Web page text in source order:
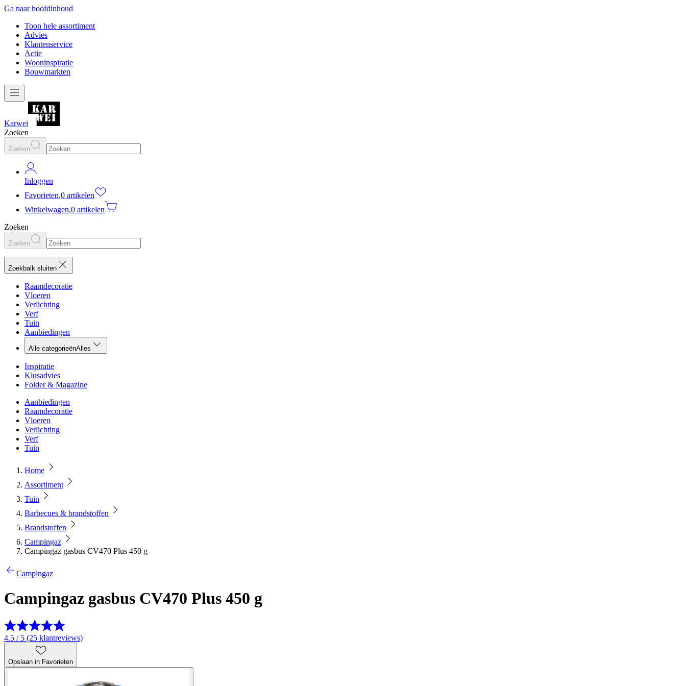
Ga naar hoofdinhoud
Toon hele assortiment
Advies
Klantenservice
Actie
Wooninspiratie
Bouwmarkten
Karwei
Zoeken
Zoeken
Inloggen
Favorieten,0 artikelen
Winkelwagen,0 artikelen
Zoeken
Zoeken
Zoekbalk sluiten
Raamdecoratie
Vloeren
Verlichting
Verf
Tuin
Aanbiedingen
Alle categorieënAlles
Inspiratie
Klusadvies
Folder & Magazine
Aanbiedingen
Raamdecoratie
Vloeren
Verlichting
Verf
Tuin
Home
Assortiment
Tuin
Barbecues & brandstoffen
Brandstoffen
Campingaz
Campingaz gasbus CV470 Plus 450 g
Campingaz
Campingaz gasbus CV470 Plus 450 g
4.5 / 5 (25 klantreviews)
Opslaan in Favorieten